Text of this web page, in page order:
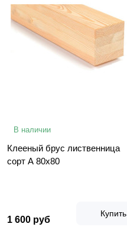
В наличии
Клееный брус лиственница
сорт А 80х80
1 600 руб
Купить